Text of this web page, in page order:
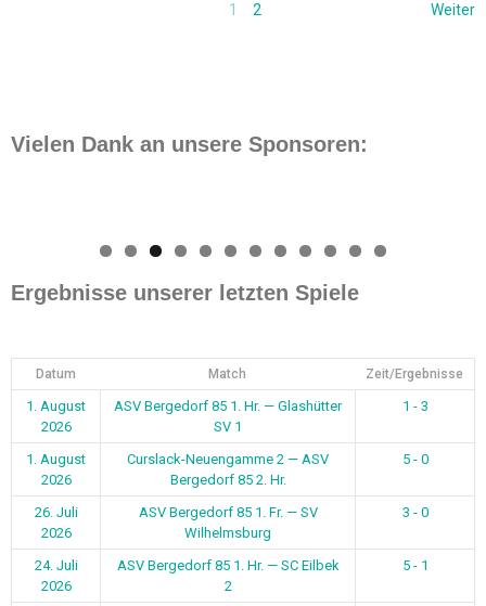
1 2 Weiter
Vielen Dank an unsere Sponsoren:
0 1 2
Ergebnisse unserer letzten Spiele
Datum Match Zeit/Ergebnisse
1. August
2026
ASV Bergedorf 85 1. Hr. — Glashütter
SV 1
1 - 3
1. August
2026
Curslack-Neuengamme 2 — ASV
Bergedorf 85 2. Hr.
5 - 0
26. Juli
2026
ASV Bergedorf 85 1. Fr. — SV
Wilhelmsburg
3 - 0
24. Juli
2026
ASV Bergedorf 85 1. Hr. — SC Eilbek
2
5 - 1